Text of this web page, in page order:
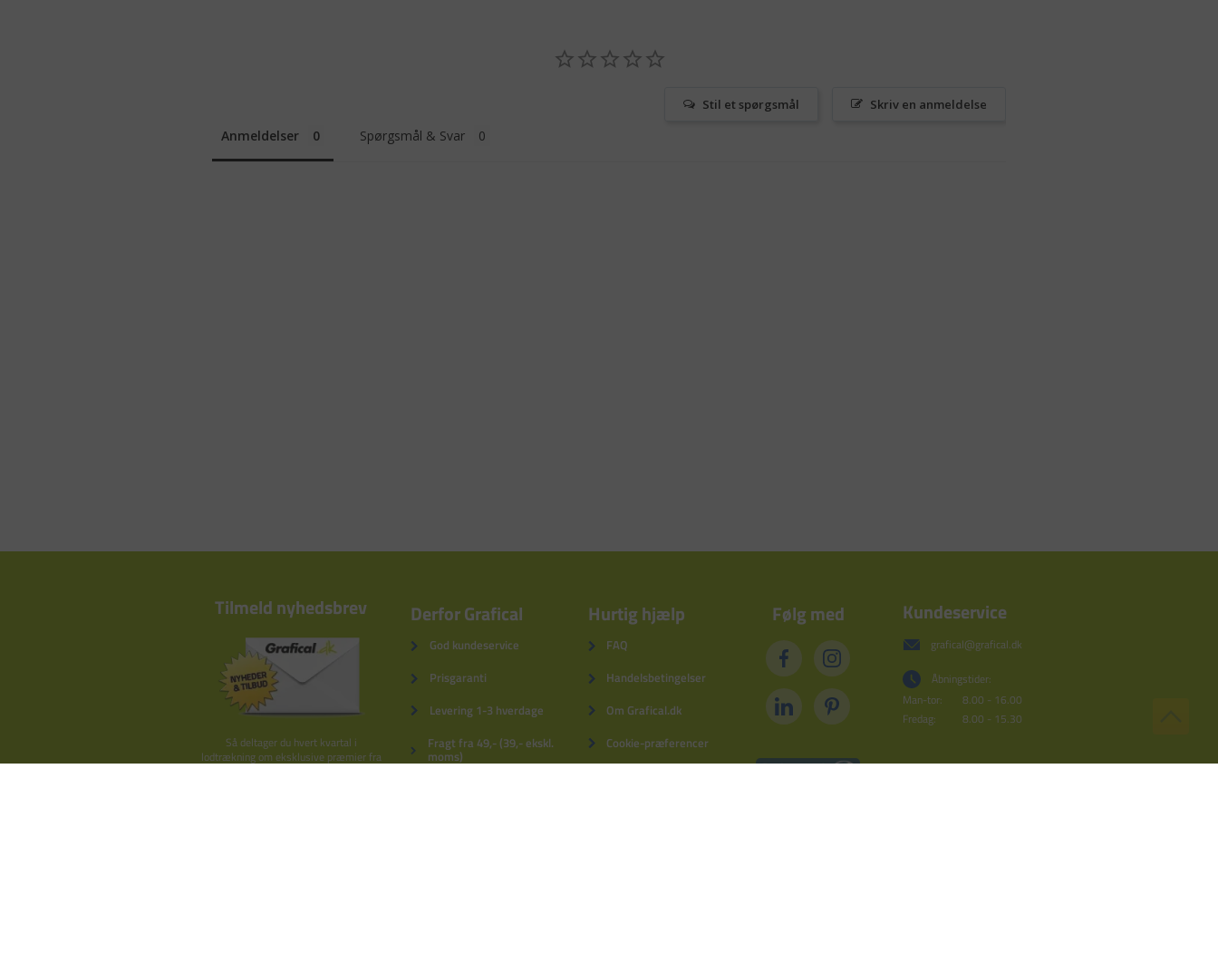
Skriv en anmeldelse
Stil et spørgsmål
Anmeldelser Spørgsmål & Svar
Tilmeld nyhedsbrev
Så deltager du hvert kvartal i
lodtrækning om eksklusive præmier fra
Derfor Grafical
God kundeservice
Prisgaranti
Levering 1-3 hverdage
Fragt fra 49,- (39,- ekskl.
moms)
Hurtig hjælp
FAQ
Handelsbetingelser
Om Grafical.dk
Cookie-præferencer
Følg med Kundeservice
grafical@grafical.dk
Åbningstider:
Man-tor:
8.00 - 16.00
Fredag:
8.00 - 15.30